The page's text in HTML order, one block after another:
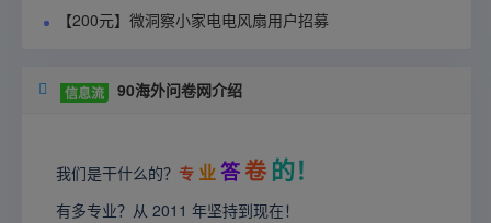
【200元】微洞察小家电电风扇用户招募
信息流 90海外问卷网介绍

我们是干什么的？ 专 业答卷 的！
有多专业？从 2011 年坚持到现在！